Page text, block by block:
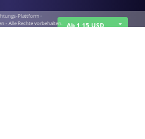
Ab 1,15 USD
Plattform·
- Alle Rechte vorbehalten.